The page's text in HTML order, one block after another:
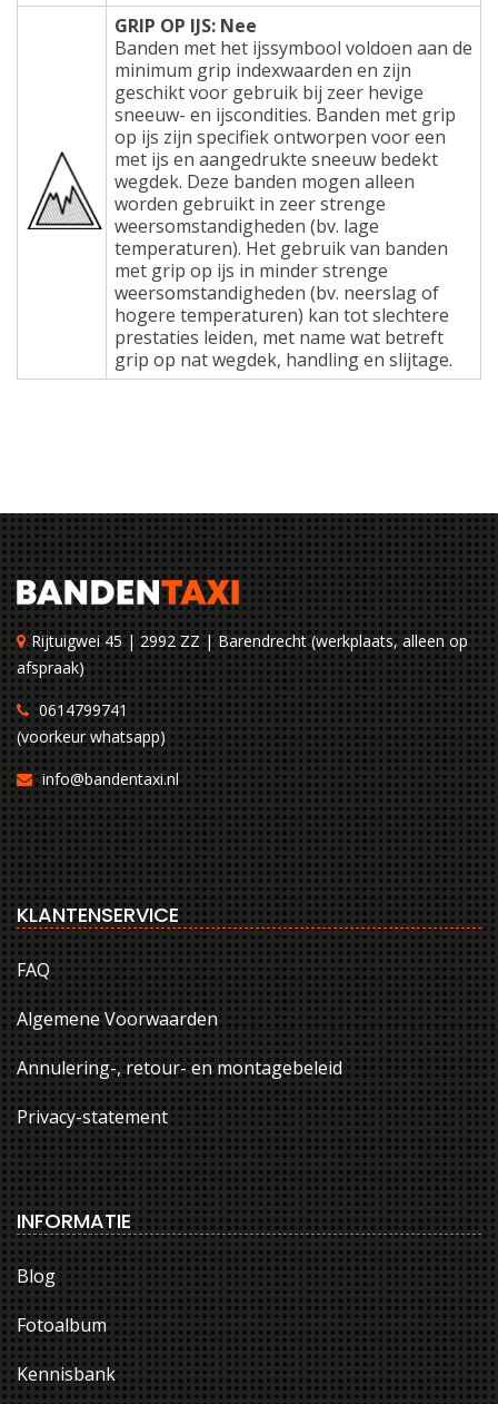
GRIP OP IJS: Nee
Banden met het ijssymbool voldoen aan de
minimum grip indexwaarden en zijn
geschikt voor gebruik bij zeer hevige
sneeuw- en ijscondities. Banden met grip
op ijs zijn specifiek ontworpen voor een
met ijs en aangedrukte sneeuw bedekt
wegdek. Deze banden mogen alleen
worden gebruikt in zeer strenge
weersomstandigheden (bv. lage
temperaturen). Het gebruik van banden
met grip op ijs in minder strenge
weersomstandigheden (bv. neerslag of
hogere temperaturen) kan tot slechtere
prestaties leiden, met name wat betreft
grip op nat wegdek, handling en slijtage.
Rijtuigwei 45 | 2992 ZZ | Barendrecht (werkplaats, alleen op
afspraak)
0614799741
(voorkeur whatsapp)
info@bandentaxi.nl
KLANTENSERVICE
FAQ
Algemene Voorwaarden
Annulering-, retour- en montagebeleid
Privacy-statement
INFORMATIE
Blog
Fotoalbum
Kennisbank